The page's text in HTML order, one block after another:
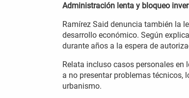
Administración lenta y bloqueo
Ramírez Said denuncia también la
desarrollo económico. Según
durante años a la espera de
Relata incluso casos personales
a no presentar problemas técnicos,
urbanismo.